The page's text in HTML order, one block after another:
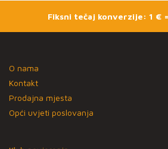
Fiksni tečaj konverzije: 1 €
O nama
Kontakt
Prodajna mjesta
Opći uvjeti poslovanja